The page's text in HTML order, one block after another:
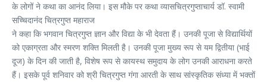
के लोगों ने कथा का आनंद लिया। इस मौके पर कथा व्यासचित्रगुप्ताचार्य डॉ. स्वामी
सच्चिदानंद चित्रगुप्त महाराज
ने कहा कि भगवान चित्रगुप्त ज्ञान और विद्या के भी देवता हैं। उनकी पूजा से विद्यार्थियों
को एकाग्रता और स्मरण शक्ति मिलती है। उनकी पूजा मुख्य रूप से यम द्वितीया (भाई
दूज) के दिन की जाती है, विशेष रूप से कायस्थ समुदाय के लोग उनकी आराधना करते
हैं। इसके पूर्व शनिवार को श्री चित्रगुप्त गंगा आरती के साथ सांस्कृतिक संध्या में भक्तों